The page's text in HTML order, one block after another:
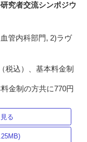
究者交流シンポジウ
管内科部門, 2)ラヴ
税込）、基本料金制
金制の方共に770円
る